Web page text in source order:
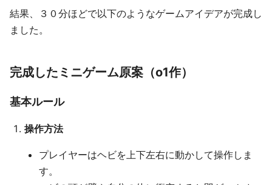
結果、３０分ほどで以下のようなゲームアイデアが完成し
ました。
完成したミニゲーム原案（o1作）
基本ルール
操作方法
プレイヤーはヘビを上下左右に動かして操作しま
す。